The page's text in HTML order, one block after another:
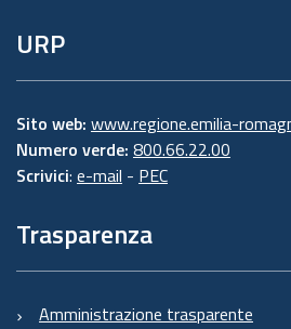
URP
Sito web: www.regione.emilia-
Numero verde: 800.66.22.00
Scrivici: e-mail - PEC
Trasparenza
Amministrazione trasparente